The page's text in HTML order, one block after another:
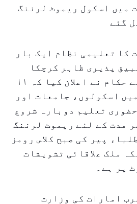
میں اسکول ریموٹ لرننگ
گئے
کا تعلیمی نظام ایک بار
پذیری ظاہر کرچکا
ہے، کیونکہ ملک کے حکام نے اعلان کیا کہ ۱۱
ملک میں اسکولوں، جامعات اور
تعلیم دوبارہ شروع
مدت کے لئے ریموٹ لرننگ
پیر کی صبح کلاس رومز
ملک علاقائی تشویشات
پر ہے۔
امارات کی وزارت